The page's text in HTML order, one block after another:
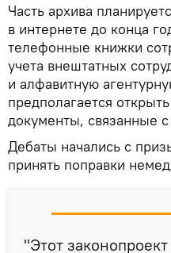
Часть архива
в интернете до конца
телефонные книжки
учета внештатных
и алфавитную
предполагается
документы, связанные
Дебаты начались с
принять поправки
"Этот